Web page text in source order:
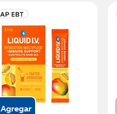
Agregar